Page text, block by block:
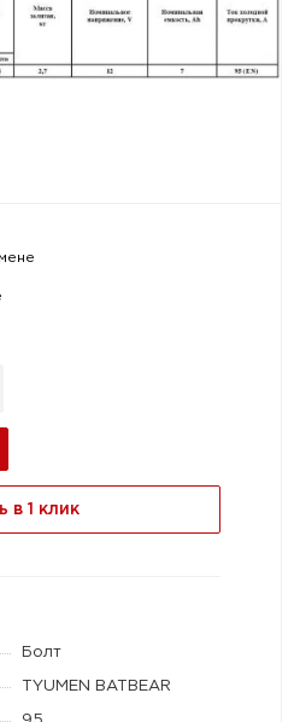
в 1 клик
Болт
TYUMEN BATBEAR